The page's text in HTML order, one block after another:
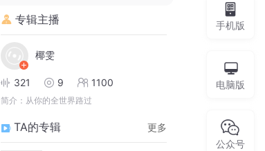
专辑主播
椰雯
321 9 1100
简介： 从你的全世界路过
TA的专辑 更多
手机版
电脑版
公众号